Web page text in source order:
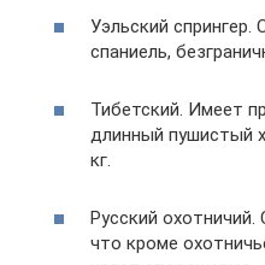
Уэльский
спаниель,
Тибетский. Имеет
длинный пушистый
кг.
Русский охотничий.
что кроме